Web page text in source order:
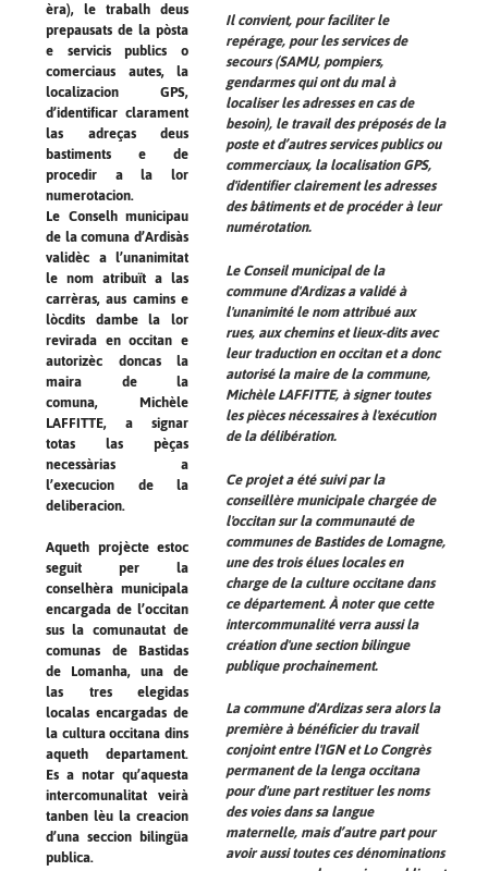
èra), le trabalh deus
prepausats de la pòsta
e servicis publics o
comerciaus autes, la
localizacion GPS,
d’identificar clarament
las adreças deus
bastiments e de
procedir a la lor
numerotacion.
Le Conselh municipau
de la comuna d’Ardisàs
validèc a l’unanimitat
le nom atribuït a las
carrèras, aus camins e
lòcdits dambe la lor
revirada en occitan e
autorizèc doncas la
maira de la
comuna, Michèle
LAFFITTE, a signar
totas las pèças
necessàrias a
l’execucion de la
deliberacion.
Aqueth projècte estoc
seguit per la
conselhèra municipala
encargada de l’occitan
sus la comunautat de
comunas de Bastidas
de Lomanha, una de
las tres elegidas
localas encargadas de
la cultura occitana dins
aqueth departament.
Es a notar qu’aquesta
intercomunalitat veirà
tanben lèu la creacion
d’una seccion bilingüa
publica.
Il convient, pour faciliter le
repérage, pour les services de
secours (SAMU, pompiers,
gendarmes qui ont du mal à
localiser les adresses en cas de
besoin), le travail des préposés de la
poste et d’autres services publics ou
commerciaux, la localisation GPS,
d'identifier clairement les adresses
des bâtiments et de procéder à leur
numérotation.
Le Conseil municipal de la
commune d'Ardizas a validé à
l'unanimité le nom attribué aux
rues, aux chemins et lieux-dits avec
leur traduction en occitan et a donc
autorisé la maire de la commune,
Michèle LAFFITTE, à signer toutes
les pièces nécessaires à l'exécution
de la délibération.
Ce projet a été suivi par la
conseillère municipale chargée de
l'occitan sur la communauté de
communes de Bastides de Lomagne,
une des trois élues locales en
charge de la culture occitane dans
ce département. À noter que cette
intercommunalité verra aussi la
création d'une section bilingue
publique prochainement.
La commune d'Ardizas sera alors la
première à bénéficier du travail
conjoint entre l'IGN etLo Congrès
permanent de la lenga occitana
pour d'une part restituer les noms
des voies dans sa langue
maternelle, mais d’autre part pour
avoir aussi toutes ces dénominations